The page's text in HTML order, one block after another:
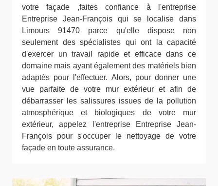
votre façade ,faites confiance à l'entreprise
Entreprise Jean-François qui se localise dans
Limours 91470 parce qu'elle dispose non
seulement des spécialistes qui ont la capacité
d'exercer un travail rapide et efficace dans ce
domaine mais ayant également des matériels bien
adaptés pour l'effectuer. Alors, pour donner une
vue parfaite de votre mur extérieur et afin de
débarrasser les salissures issues de la pollution
atmosphérique et biologiques de votre mur
extérieur, appelez l'entreprise Entreprise Jean-
François pour s'occuper le nettoyage de votre
façade en toute assurance.